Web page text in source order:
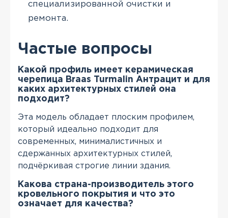
специализированной очистки и
ремонта.
Частые вопросы
Какой профиль имеет керамическая
черепица Braas Turmalin Антрацит и для
каких архитектурных стилей она
подходит?
Эта модель обладает плоским профилем,
который идеально подходит для
современных, минималистичных и
сдержанных архитектурных стилей,
подчёркивая строгие линии здания.
Какова страна-производитель этого
кровельного покрытия и что это
означает для качества?